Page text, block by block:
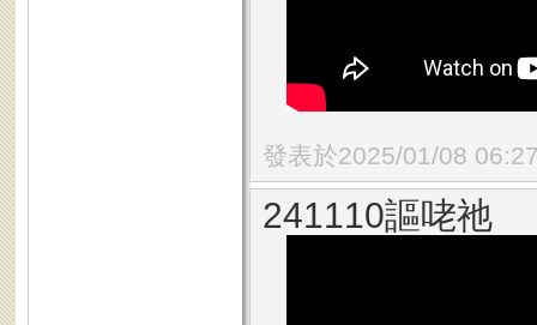
發表於2025/01/08
241110謳咾祂